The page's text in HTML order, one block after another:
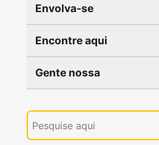
Envolva-se
Encontre aqui
Gente nossa